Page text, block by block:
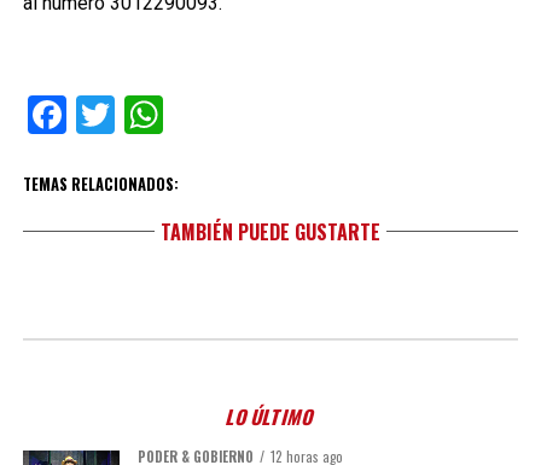
Facebook
TwitterWhatsApp
TEMAS RELACIONADOS:
TAMBIÉN PUEDE GUSTARTE
LO ÚLTIMO
PODER & GOBIERNO 12 horas ago